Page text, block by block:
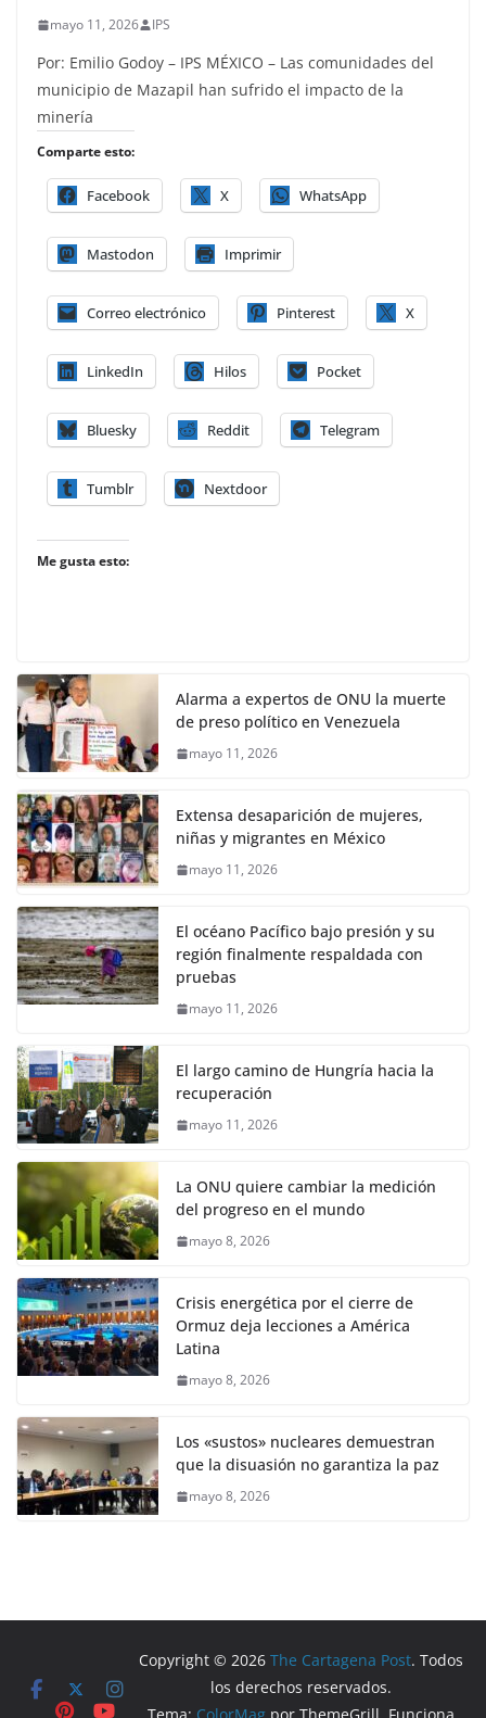
mayo 11, 2026 IPS
Por: Emilio Godoy – IPS MÉXICO – Las comunidades del
municipio de Mazapil han sufrido el impacto de la
minería
Comparte esto:
Facebook X WhatsApp
Mastodon Imprimir
Correo electrónico Pinterest X
LinkedIn Hilos Pocket
Bluesky Reddit Telegram
Tumblr Nextdoor
Me gusta esto:
Alarma a expertos de ONU la muerte
de preso político en Venezuela
mayo 11, 2026
Extensa desaparición de mujeres,
niñas y migrantes en México
mayo 11, 2026
El océano Pacífico bajo presión y su
región finalmente respaldada con
pruebas
mayo 11, 2026
El largo camino de Hungría hacia la
recuperación
mayo 11, 2026
La ONU quiere cambiar la medición
del progreso en el mundo
mayo 8, 2026
Crisis energética por el cierre de
Ormuz deja lecciones a América
Latina
mayo 8, 2026
Los «sustos» nucleares demuestran
que la disuasión no garantiza la paz
mayo 8, 2026
Copyright © 2026The Cartagena Post. Todos
los derechos reservados.